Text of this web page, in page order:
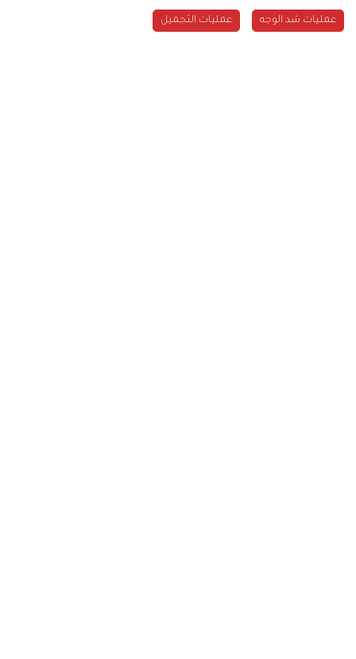
عمليات شد الوجه عمليات التجميل